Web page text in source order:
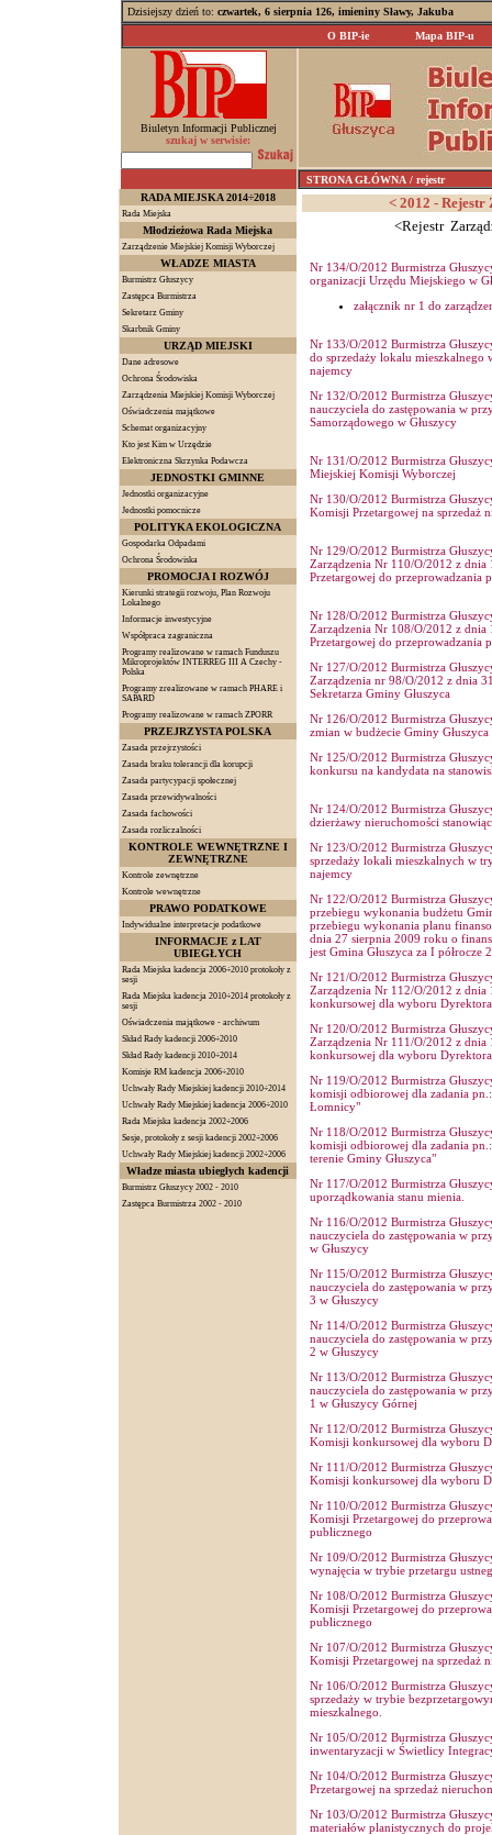
Dzisiejszy dzień to: czwartek, 6 sierpnia 126, imieniny Sławy, Jakuba
O BIP-ie
Mapa BIP-u
Biuletyn Informacji Publicznej
szukaj w serwisie:
STRONA GŁÓWNA / rejestr
RADA MIEJSKA 2014÷2018
Rada Miejska
Młodzieżowa Rada Miejska
Zarządzenie Miejskiej Komisji Wyborczej
WŁADZE MIASTA
Burmistrz Głuszycy
Zastępca Burmistrza
Sekretarz Gminy
Skarbnik Gminy
URZĄD MIEJSKI
Dane adresowe
Ochrona Środowiska
Zarządzenia Miejskiej Komisji Wyborczej
Oświadczenia majątkowe
Schemat organizacyjny
Kto jest Kim w Urzędzie
Elektroniczna Skrzynka Podawcza
JEDNOSTKI GMINNE
Jednostki organizacyjne
Jednostki pomocnicze
POLITYKA EKOLOGICZNA
Gospodarka Odpadami
Ochrona Środowiska
PROMOCJA I ROZWÓJ
Kierunki strategii rozwoju, Plan Rozwoju
Lokalnego
Informacje inwestycyjne
Współpraca zagraniczna
Programy realizowane w ramach Funduszu
Mikroprojektów INTERREG III A Czechy -
Polska
Programy zrealizowane w ramach PHARE i
SAPARD
Programy realizowane w ramach ZPORR
PRZEJRZYSTA POLSKA
Zasada przejrzystości
Zasada braku tolerancji dla korupcji
Zasada partycypacji społecznej
Zasada przewidywalności
Zasada fachowości
Zasada rozliczalności
KONTROLE WEWNĘTRZNE I
ZEWNĘTRZNE
Kontrole zewnętrzne
Kontrole wewnętrzne
PRAWO PODATKOWE
Indywidualne interpretacje podatkowe
INFORMACJE z LAT
UBIEGŁYCH
Rada Miejska kadencja 2006÷2010 protokoły z
sesji
Rada Miejska kadencja 2010÷2014 protokoły z
sesji
Oświadczenia majątkowe - archiwum
Skład Rady kadencji 2006÷2010
Skład Rady kadencji 2010÷2014
Komisje RM kadencja 2006÷2010
Uchwały Rady Miejskiej kadencji 2010÷2014
Uchwały Rady Miejskiej kadencja 2006÷2010
Rada Miejska kadencja 2002÷2006
Sesje, protokoły z sesji kadencji 2002÷2006
Uchwały Rady Miejskiej kadencji 2002÷2006
Władze miasta ubiegłych kadencji
Burmistrz Głuszycy 2002 - 2010
Zastępca Burmistrza 2002 - 2010
< 2012 - Rejestr
<Rejestr
Nr 134/O/2012 Burmistrza
organizacji Urzędu Miejskiego w
załącznik nr 1 do
Nr 133/O/2012 Burmistrza
do sprzedaży lokalu mieszkalnego
najemcy
Nr 132/O/2012 Burmistrza
nauczyciela do zastępowania w
Samorządowego w Głuszycy
Nr 131/O/2012 Burmistrza
Miejskiej Komisji Wyborczej
Nr 130/O/2012 Burmistrza
Komisji Przetargowej na sprzedaż
Nr 129/O/2012 Burmistrza
Zarządzenia Nr 110/O/2012 z dnia
Przetargowej do przeprowadzania
Nr 128/O/2012 Burmistrza
Zarządzenia Nr 108/O/2012 z dnia
Przetargowej do przeprowadzania
Nr 127/O/2012 Burmistrza
Zarządzenia nr 98/O/2012 z dnia
Sekretarza Gminy Głuszyca
Nr 126/O/2012 Burmistrza
zmian w budżecie Gminy
Nr 125/O/2012 Burmistrza
konkursu na kandydata na
Nr 124/O/2012 Burmistrza
dzierżawy nieruchomości
Nr 123/O/2012 Burmistrza
sprzedaży lokali mieszkalnych w
najemcy
Nr 122/O/2012 Burmistrza
przebiegu wykonania budżetu
przebiegu wykonania planu
dnia 27 sierpnia 2009 roku o
jest Gmina Głuszyca za I półrocze
Nr 121/O/2012 Burmistrza
Zarządzenia Nr 112/O/2012 z dnia
konkursowej dla wyboru Dyrektora
Nr 120/O/2012 Burmistrza
Zarządzenia Nr 111/O/2012 z dnia
konkursowej dla wyboru Dyrektora
Nr 119/O/2012 Burmistrza
komisji odbiorowej dla zadania
Łomnicy"
Nr 118/O/2012 Burmistrza
komisji odbiorowej dla zadania
terenie Gminy Głuszyca"
Nr 117/O/2012 Burmistrza
uporządkowania stanu mienia.
Nr 116/O/2012 Burmistrza
nauczyciela do zastępowania w
w Głuszycy
Nr 115/O/2012 Burmistrza
nauczyciela do zastępowania w
3 w Głuszycy
Nr 114/O/2012 Burmistrza
nauczyciela do zastępowania w
2 w Głuszycy
Nr 113/O/2012 Burmistrza
nauczyciela do zastępowania w
1 w Głuszycy Górnej
Nr 112/O/2012 Burmistrza
Komisji konkursowej dla wyboru
Nr 111/O/2012 Burmistrza
Komisji konkursowej dla wyboru
Nr 110/O/2012 Burmistrza
Komisji Przetargowej do
publicznego
Nr 109/O/2012 Burmistrza
wynajęcia w trybie przetargu
Nr 108/O/2012 Burmistrza
Komisji Przetargowej do
publicznego
Nr 107/O/2012 Burmistrza
Komisji Przetargowej na sprzedaż
Nr 106/O/2012 Burmistrza
sprzedaży w trybie
mieszkalnego.
Nr 105/O/2012 Burmistrza
inwentaryzacji w Świetlicy
Nr 104/O/2012 Burmistrza
Przetargowej na sprzedaż
Nr 103/O/2012 Burmistrza
materiałów planistycznych do